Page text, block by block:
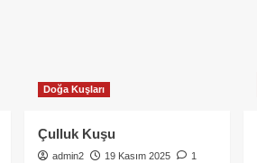
Doğa Kuşları
Çulluk Kuşu
admin2 19 Kasım 2025 1